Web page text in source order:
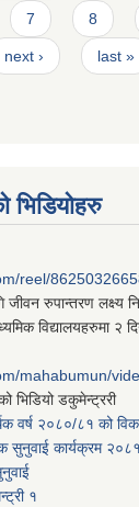
7 8
next › last »
भिडियोहरु
reel/
जीवन रुपान्तरण लक्ष्य
विद्यालयहरुमा २
mahabumun/
भिडियो डकुमेन्ट्ररी
वर्ष २०८०/८१ को
सुनुवाई कार्यक्रम
१